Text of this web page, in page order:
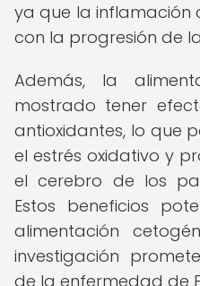
ya que la inflamación
con la progresión de
Además, la
mostrado tener
antioxidantes, lo que
el estrés oxidativo y
el cerebro de los
Estos beneficios
alimentación
investigación
de la enfermedad de